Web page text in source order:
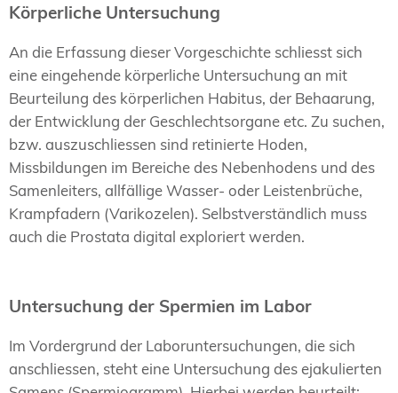
Körperliche Untersuchung
An die Erfassung dieser Vorgeschichte schliesst sich
eine eingehende körperliche Untersuchung an mit
Beurteilung des körperlichen Habitus, der Behaarung,
der Entwicklung der Geschlechtsorgane etc. Zu suchen,
bzw. auszuschliessen sind retinierte Hoden,
Missbildungen im Bereiche des Nebenhodens und des
Samenleiters, allfällige Wasser- oder Leistenbrüche,
Krampfadern (Varikozelen). Selbstverständlich muss
auch die Prostata digital exploriert werden.
Untersuchung der Spermien im Labor
Im Vordergrund der Laboruntersuchungen, die sich
anschliessen, steht eine Untersuchung des ejakulierten